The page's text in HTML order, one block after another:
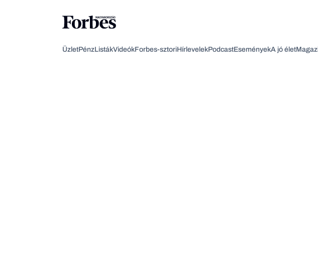
ÜzletPénzListákVideókForbes-sztoriHírlevelekPodcastEseményekA jó élet